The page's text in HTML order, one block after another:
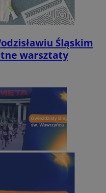
Śląskim
warsztaty